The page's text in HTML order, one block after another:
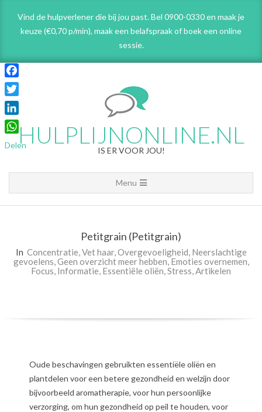
content
Vind de hulpverlener die bij jou past. Bel 0900-0330 en maak je
keuze (€0,70 p/min), maak een belafspraakof boek een online
sessie.
HULPLIJNONLINE.NL
IS ER VOOR JOU!
Navigation
Menu
Menu
Petitgrain (Petitgrain)
In Concentratie,Vet haar,Overgevoeligheid, Neerslachtige
gevoelens,Geen overzicht meer hebben, Emoties overnemen,
Focus, Informatie, Essentiële oliën,Stress,Artikelen
Oude beschavingen gebruikten essentiële oliën en
plantdelen voor een betere gezondheid en welzijn door
bijvoorbeeld aromatherapie, voor hun persoonlijke
verzorging, om hun gezondheid op peil te houden, voor
Facebook
Twitter
LinkedIn
WhatsApp
Delen